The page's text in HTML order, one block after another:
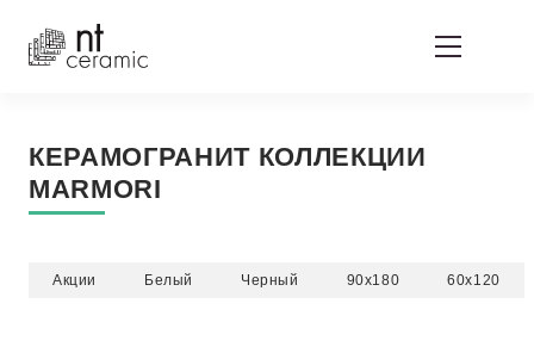
КЕРАМОГРАНИТ КОЛЛЕКЦИИ
MARMORI
Акции Белый Черный 90x180 60x120